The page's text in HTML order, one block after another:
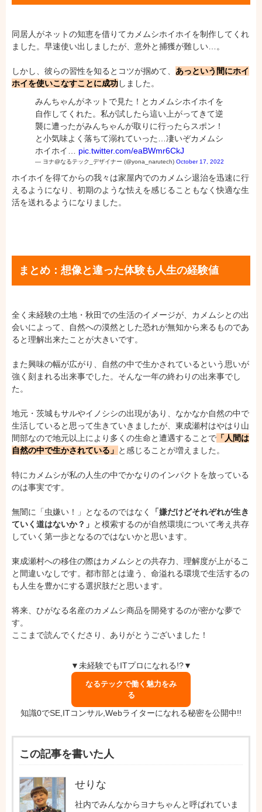
同居人がネットの知恵を借りてカメムシホイホイを制作してくれ
ました。早速使い出しましたが、意外と捕獲が難しい…。
しかし、彼らの習性を知るとコツが掴めて、 あっという間にホイ
ホイを使いこなすことに成功しました。
みんちゃんがネットで見た！とカメムシホイホイを
自作してくれた。私が試したら這い上がってきて逆
襲に遭ったがみんちゃんが取りに行ったらスポン！
と小気味よく落ちて溺れていった…凄いぞカメムシ
ホイホイ… pic.twitter.com/eaBWmr6CkJ
— ヨナ@なるテック_デザイナー (@yona_narutech) October 17, 2022
ホイホイを得てからの我々は家屋内でのカメムシ退治を迅速に行
えるようになり、初期のような怯えを感じることもなく快適な生
活を送れるようになりました。
まとめ：想像と違った体験も人生の経験値
全く未経験の土地・秋田での生活のイメージが、カメムシとの出
会いによって、自然への漠然とした恐れが無知から来るものであ
ると理解出来たことが大きいです。
また興味の幅が広がり、自然の中で生かされているという思いが
強く刻まれる出来事でした。そんな一年の終わりの出来事でし
た。
地元・茨城もサルやイノシシの出現があり、なかなか自然の中で
生活していると思って生きていきましたが、東成瀬村はやはり山
間部なので地元以上により多くの生命と遭遇することで 「人間は
自然の中で生かされている」 と感じることが増えました。
特にカメムシが私の人生の中でかなりのインパクトを放っている
のは事実です。
無闇に「虫嫌い！」となるのではなく
「嫌だけどそれぞれが生き
ていく道はないか？」 と模索するのが自然環境について考え共存
していく第一歩となるのではないかと思います。
東成瀬村への移住の際はカメムシとの共存力、理解度が上がるこ
と間違いなしです。都市部とは違う、命溢れる環境で生活するの
も人生を豊かにする選択肢だと思います。
将来、ひがなる名産のカメムシ商品を開発するのが密かな夢で
す。
ここまで読んでくださり、ありがとうございました！
▼未経験でもITプロになれる!?▼
なるテックで働く魅力をみ
る
知識0でSE,ITコンサル,Webライターになれる秘密を公開中!!
この記事を書いた人
せりな
社内でみんなからヨナちゃんと呼ばれていま